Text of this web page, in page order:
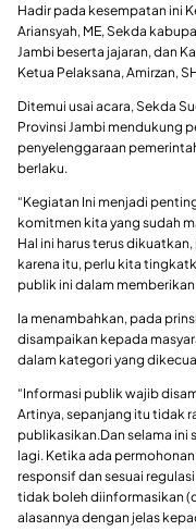
Hadir pada kesempatan ini
Ariansyah, ME, Sekda
Jambi beserta jajaran, dan
Ketua Pelaksana, Amirzan,
Ditemui usai acara, Sekda
Provinsi Jambi mendukung
penyelenggaraan
berlaku.
“Kegiatan Ini menjadi
komitmen kita yang sudah
Hal ini harus terus
karena itu, perlu kita
publik ini dalam
Ia menambahkan, pada
disampaikan kepada
dalam kategori yang
“Informasi publik wajib
Artinya, sepanjang itu tidak
publikasikan.Dan selama ini
lagi. Ketika ada
responsif dan sesuai
tidak boleh diinformasikan
alasannya dengan jelas